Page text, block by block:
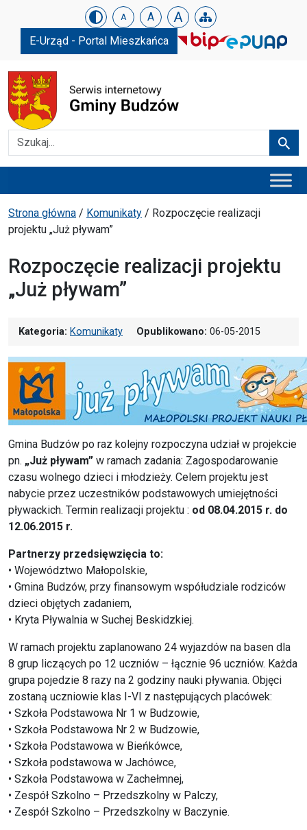
Urząd Gminy w Budzowie
Skip menu A A A
E-Urząd - Portal Mieszkańca
Szukaj
Ścieżka powrotu
Strona główna / Komunikaty / Rozpoczęcie realizacji
projektu „Już pływam”
Rozpoczęcie realizacji projektu
„Już pływam”
Kategoria: Komunikaty Opublikowano: 06-05-2015
Gmina Budzów po raz kolejny rozpoczyna udział w projekcie
pn. „Już pływam” w ramach zadania: Zagospodarowanie
czasu wolnego dzieci i młodzieży. Celem projektu jest
nabycie przez uczestników podstawowych umiejętności
pływackich. Termin realizacji projektu : od 08.04.2015 r. do
12.06.2015 r.
Partnerzy przedsięwzięcia to:
• Województwo Małopolskie,
• Gmina Budzów, przy finansowym współudziale rodziców
dzieci objętych zadaniem,
• Kryta Pływalnia w Suchej Beskidzkiej.
W ramach projektu zaplanowano 24 wyjazdów na basen dla
8 grup liczących po 12 uczniów – łącznie 96 uczniów. Każda
grupa pojedzie 8 razy na 2 godziny nauki pływania. Objęci
zostaną uczniowie klas I-VI z następujących placówek:
• Szkoła Podstawowa Nr 1 w Budzowie,
• Szkoła Podstawowa Nr 2 w Budzowie,
• Szkoła Podstawowa w Bieńkówce,
• Szkoła podstawowa w Jachówce,
• Szkoła Podstawowa w Zachełmnej,
• Zespół Szkolno – Przedszkolny w Palczy,
• Zespół Szkolno – Przedszkolny w Baczynie.